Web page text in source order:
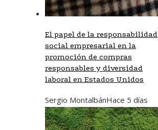
El papel de la responsabilidad
social empresarial en la
promoción de compras
responsables y diversidad
laboral en Estados Unidos
Sergio MontalbánHace 5 días